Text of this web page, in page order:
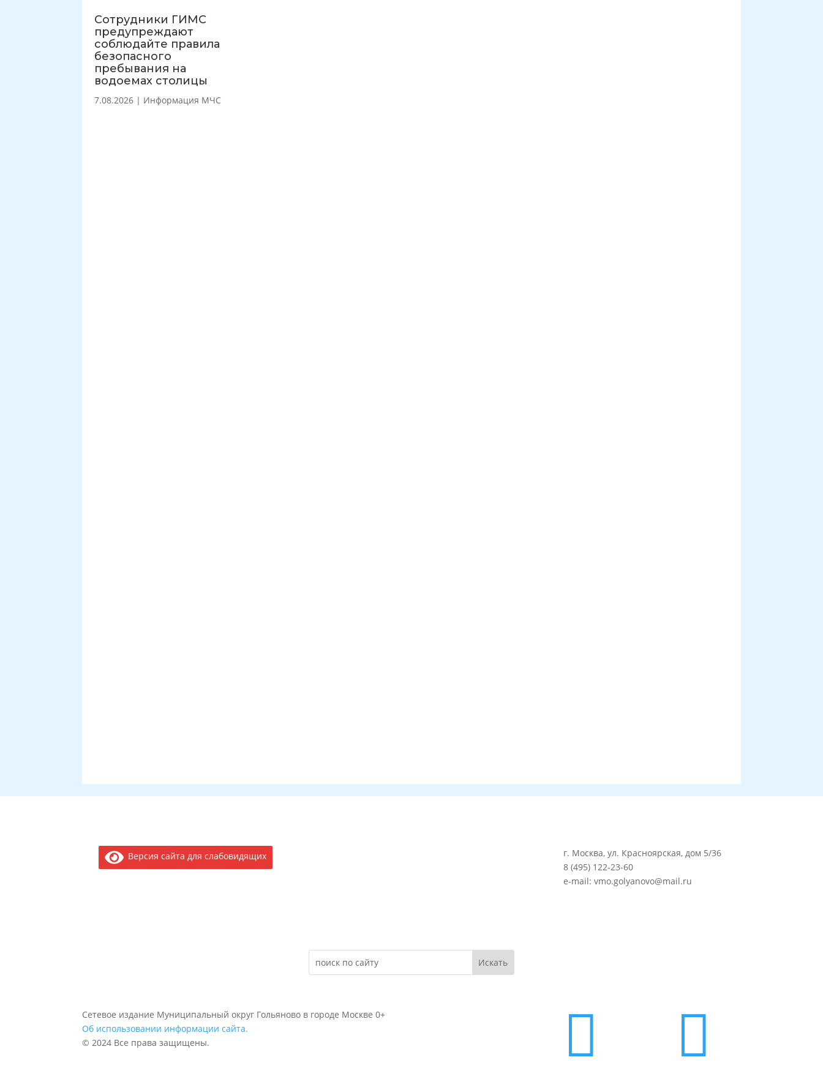
Сотрудники ГИМС
предупреждают
соблюдайте правила
безопасного
пребывания на
водоемах столицы
7.08.2026 | Информация МЧС
Версия сайта для слабовидящих
г. Москва, ул. Красноярская, дом 5/36
8 (495) 122-23-60
e-mail: vmo.golyanovo@mail.ru
Сетевое издание Муниципальный округ Гольяново в городе Москве 0+
Об использовании информации сайта.
© 2024 Все права защищены.
 